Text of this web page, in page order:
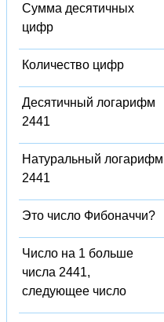
Сумма десятичных
цифр
Количество цифр
Десятичный логарифм
2441
Натуральный логарифм
2441
Это число Фибоначчи?
Число на 1 больше
числа 2441,
следующее число